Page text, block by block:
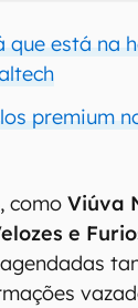
que está na
premium
comoViúva
e